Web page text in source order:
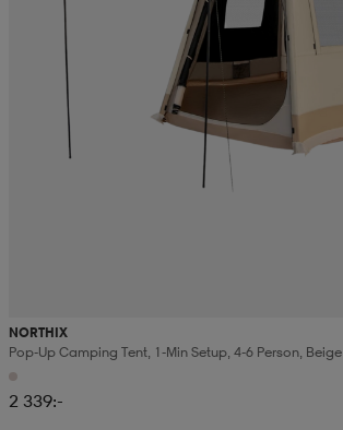
NORTHIX
Pop-Up Camping Tent, 1-Min Setup, 4-6 Person, Beige
2 339:-